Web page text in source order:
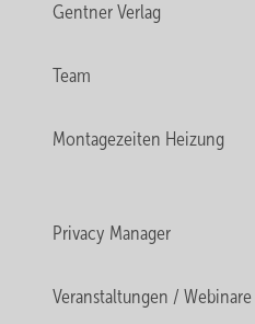
Gentner Verlag
Team
Montagezeiten Heizung
Privacy Manager
Veranstaltungen / Webinare